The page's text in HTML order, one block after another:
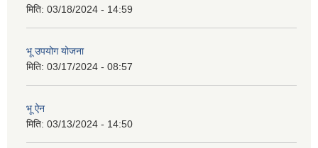
मिति: 03/18/2024 - 14:59
भू उपयोग योजना
मिति: 03/17/2024 - 08:57
भू ऐन
मिति: 03/13/2024 - 14:50